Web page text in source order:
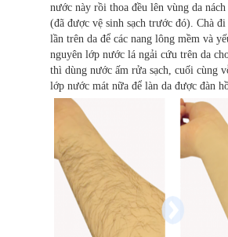
nước này rồi thoa đều lên vùng da nách
(đã được vệ sinh sạch trước đó). Chà
lần trên da để các nang lông mềm và
nguyên lớp nước lá ngải cứu trên da
thì dùng nước ấm rửa sạch, cuối cùng
lớp nước mát nữa để làn da được đàn